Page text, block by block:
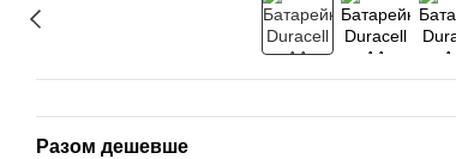
Разом дешевше